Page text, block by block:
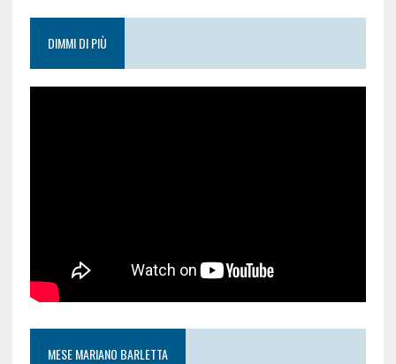
DIMMI DI PIÙ
MESE MARIANO BARLETTA